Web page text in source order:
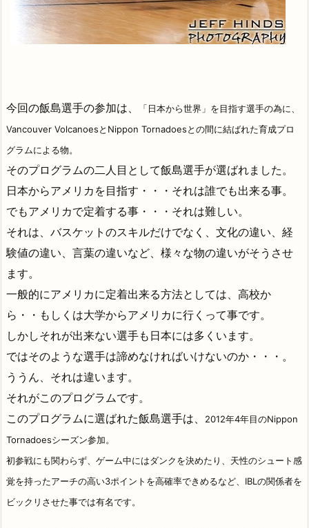
今回の飯島選手の参加は、
「日本から世界」を目指す選手の為に、
Vancouver VolcanoesとNippon Tornadoesとの間に結ばれた育成プロ
グラムによる物。
そのプログラムの二人目として飯島選手が選ばれました。
日本からアメリカを目指す・・・それは誰でも出来る事。
でもアメリカで定着する事・・・それは難しい。
それは、バスケットのスキルだけでなく、文化の違い、経
験値の違い、言葉の違いなど、様々な物の違いがそうさせ
ます。
一般的にアメリカに定着出来る方法としては、高校か
ら・・もしくは大学からアメリカに行くって事です。
しかしそれが出来ない選手も日本には多くいます。
ではそのような選手は諦めなければいけないのか・・・。
ううん、それは違います。
それがこのプログラムです。
このプログラムに選ばれた飯島選手は、
2012年4年目のNippon
Tornadoesシーズン参加。
初参戦にも関わらず、ゲーム中にはダンクを決めたり、天性のシュート感
覚を持ったアーチの高い3ポイントを高確率できめるなど、IBLの関係者を
ビックリさせた事では有名です。